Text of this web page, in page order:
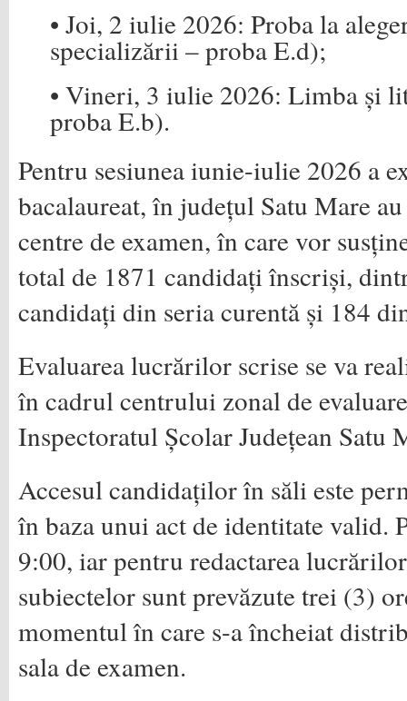
• Joi, 2 iulie 2026: Proba la
specializării – proba E.d);
• Vineri, 3 iulie 2026: Limba și
proba E.b).
Pentru sesiunea iunie-iulie 2026 a
bacalaureat, în județul Satu Mare
centre de examen, în care vor
total de 1871 candidați înscriși,
candidați din seria curentă și 184
Evaluarea lucrărilor scrise se va
în cadrul centrului zonal de
Inspectoratul Școlar Județean Satu
Accesul candidaților în săli este
în baza unui act de identitate valid.
9:00, iar pentru redactarea
subiectelor sunt prevăzute trei (3)
momentul în care s-a încheiat
sala de examen.